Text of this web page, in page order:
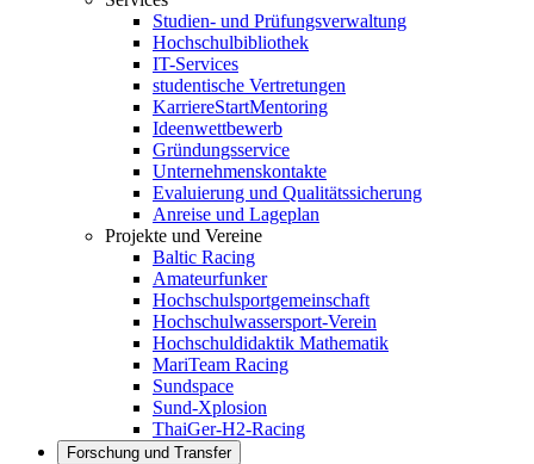
Studien- und Prüfungsverwaltung
Hochschulbibliothek
IT-Services
studentische Vertretungen
KarriereStartMentoring
Ideenwettbewerb
Gründungsservice
Unternehmenskontakte
Evaluierung und Qualitätssicherung
Anreise und Lageplan
Projekte und Vereine
Baltic Racing
Amateurfunker
Hochschulsportgemeinschaft
Hochschulwassersport-Verein
Hochschuldidaktik Mathematik
MariTeam Racing
Sundspace
Sund-Xplosion
ThaiGer-H2-Racing
Forschung und Transfer